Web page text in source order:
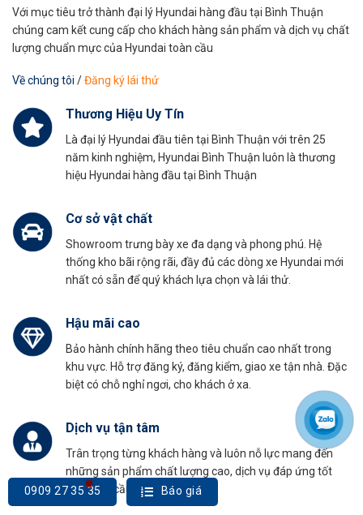
Với mục tiêu trở thành đại lý Hyundai hàng đầu tại Bình Thuận
chúng cam kết cung cấp cho khách hàng sản phẩm và dịch vụ chất
lượng chuẩn mực của Hyundai toàn cầu
Về chúng tôi /Đăng ký lái thử
Thương Hiệu Uy Tín
Là đại lý Hyundai đầu tiên tại Bình Thuận với trên 25
năm kinh nghiệm, Hyundai Bình Thuận luôn là thương
hiệu Hyundai hàng đầu tại Bình Thuận
Cơ sở vật chất
Showroom trưng bày xe đa dạng và phong phú. Hệ
thống kho bãi rộng rãi, đầy đủ các dòng xe Hyundai mới
nhất có sẵn để quý khách lựa chọn và lái thử.
Hậu mãi cao
Bảo hành chính hãng theo tiêu chuẩn cao nhất trong
khu vực. Hỗ trợ đăng ký, đăng kiểm, giao xe tận nhà. Đặc
biệt có chỗ nghỉ ngơi, cho khách ở xa.
Dịch vụ tận tâm
Trân trọng từng khách hàng và luôn nỗ lực mang đến
những sản phẩm chất lượng cao, dịch vụ đáp ứng tốt
nhất nhu cầu của khách hàng.
0909 27 35 35 Báo giá